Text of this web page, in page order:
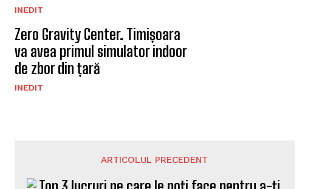
INEDIT
Zero Gravity Center. Timișoara
va avea primul simulator indoor
de zbor din țară
INEDIT
ARTICOLUL PRECEDENT